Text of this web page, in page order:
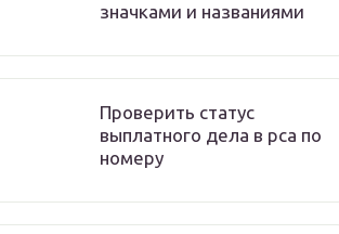
значками и названиями
Проверить статус
выплатного дела в рса по
номеру